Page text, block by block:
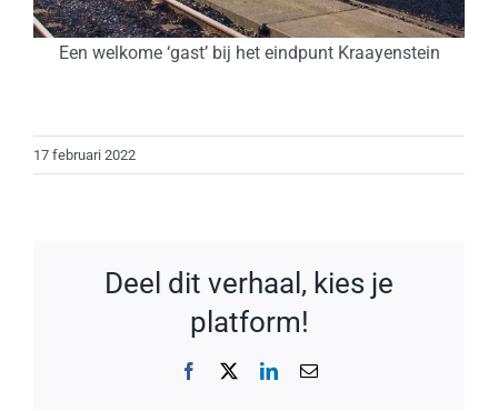
Een welkome ‘gast’ bij het eindpunt Kraayenstein
17 februari 2022
Deel dit verhaal, kies je
platform!
Facebook LinkedIn
E-